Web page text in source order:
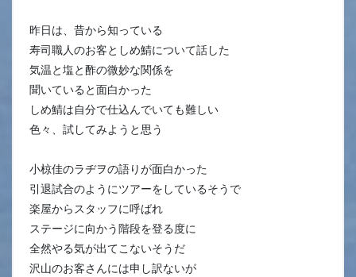
昨日は、昔から知っている
寿司職人のお客としめ鯖について話した
気温と塩と酢の微妙な関係を
聞いていると面白かった
しめ鯖は自分で仕込んでいても難しい
色々、試してみようと思う
小椋佳のラヂヲの語りが面白かった
引退試合のようにツアーをしているそうで
楽屋からスタッフに呼ばれ
ステージに向かう階段を登る度に
全然やる気が出てこないそうだ
沢山のお客さんには申し訳ないが